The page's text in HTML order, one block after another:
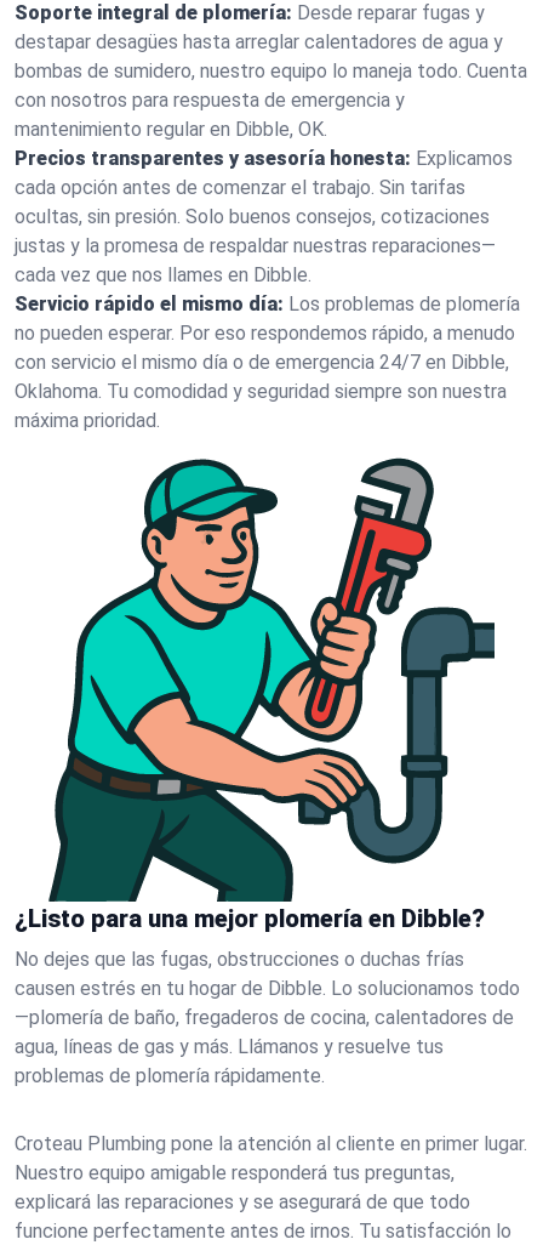
Soporte integral de plomería: Desde reparar fugas y
destapar desagües hasta arreglar calentadores de agua y
bombas de sumidero, nuestro equipo lo maneja todo. Cuenta
con nosotros para respuesta de emergencia y
mantenimiento regular en Dibble, OK.
Precios transparentes y asesoría honesta: Explicamos
cada opción antes de comenzar el trabajo. Sin tarifas
ocultas, sin presión. Solo buenos consejos, cotizaciones
justas y la promesa de respaldar nuestras reparaciones—
cada vez que nos llames en Dibble.
Servicio rápido el mismo día: Los problemas de plomería
no pueden esperar. Por eso respondemos rápido, a menudo
con servicio el mismo día o de emergencia 24/7 en Dibble,
Oklahoma. Tu comodidad y seguridad siempre son nuestra
máxima prioridad.
¿Listo para una mejor plomería en Dibble?
No dejes que las fugas, obstrucciones o duchas frías
causen estrés en tu hogar de Dibble. Lo solucionamos todo
—plomería de baño, fregaderos de cocina, calentadores de
agua, líneas de gas y más. Llámanos y resuelve tus
problemas de plomería rápidamente.
Croteau Plumbing pone la atención al cliente en primer lugar.
Nuestro equipo amigable responderá tus preguntas,
explicará las reparaciones y se asegurará de que todo
funcione perfectamente antes de irnos. Tu satisfacción lo